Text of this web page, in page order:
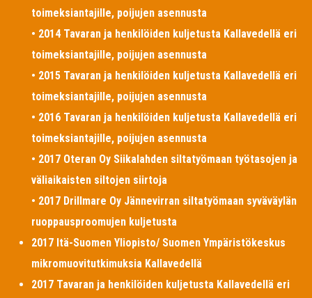
toimeksiantajille, poijujen asennusta
• 2014 Tavaran ja henkilöiden kuljetusta Kallavedellä eri
toimeksiantajille, poijujen asennusta
• 2015 Tavaran ja henkilöiden kuljetusta Kallavedellä eri
toimeksiantajille, poijujen asennusta
• 2016 Tavaran ja henkilöiden kuljetusta Kallavedellä eri
toimeksiantajille, poijujen asennusta
• 2017 Oteran Oy Siikalahden siltatyömaan työtasojen ja
väliaikaisten siltojen siirtoja
• 2017 Drillmare Oy Jännevirran siltatyömaan syväväylän
ruoppausproomujen kuljetusta
2017 Itä-Suomen Yliopisto/ Suomen Ympäristökeskus
mikromuovitutkimuksia Kallavedellä
2017 Tavaran ja henkilöiden kuljetusta Kallavedellä eri